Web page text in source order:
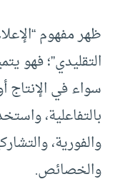
ظهر مفهوم
التقليدي”؛ فهو
سواء في الإنتاج
بالتفاعلية،
والفورية،
والخصائص.